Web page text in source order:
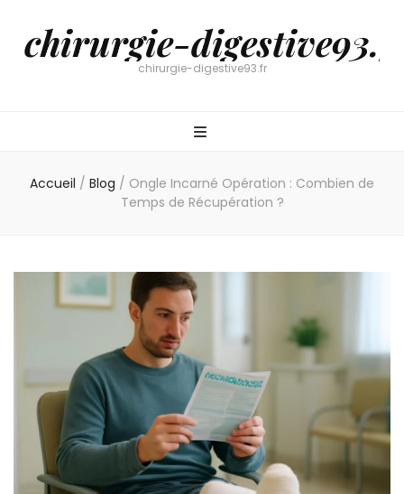
chirurgie-
chirurgie-digestive93.fr
Accueil / Blog / Ongle Incarné Opération : Combien de
Temps de Récupération ?